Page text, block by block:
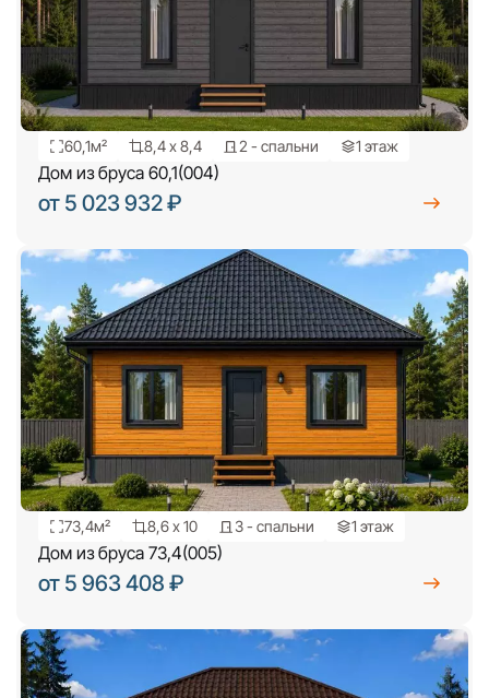
60,1м² 8,4 х 8,4 2 - спальни 1 этаж
Дом из бруса 60,1(004)
от 5 023 932 ₽
73,4м² 8,6 х 10 3 - спальни 1 этаж
Дом из бруса 73,4(005)
от 5 963 408 ₽